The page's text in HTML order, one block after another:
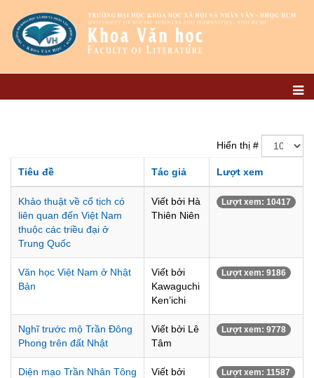
Hiển thị #
Tiêu đề Tác giả Lượt xem
Khảo thuật về cổ tịch có
liên quan đến Việt Nam
thuộc các triều đại ở
Trung Quốc
Viết bởi Hà
Thiên Niên
Lượt xem: 10417
Văn học Việt Nam ở Nhật
Bản
Viết bởi
Kawaguchi
Ken’ichi
Lượt xem: 9186
Nghĩ trước mộ Trần Đông
Phong trên đất Nhật
Viết bởi Lê
Tâm
Lượt xem: 9778
Diện mạo Trần Nhân Tông
Viết bởi
Lượt xem: 11587